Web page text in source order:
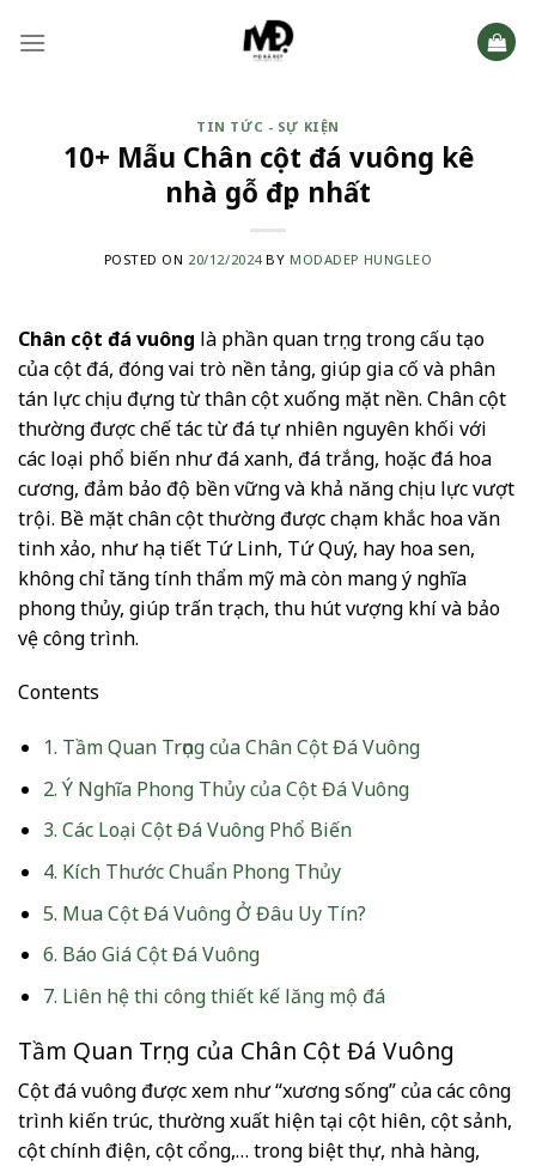
TIN TỨC - SỰ KIỆN
10+ Mẫu Chân cột đá vuông kê
nhà gỗ đẹp nhất
POSTED ON 20/12/2024 BY MODADEP HUNGLEO
Chân cột đá vuông là phần quan trọng trong cấu tạo
của cột đá, đóng vai trò nền tảng, giúp gia cố và phân
tán lực chịu đựng từ thân cột xuống mặt nền. Chân cột
thường được chế tác từ đá tự nhiên nguyên khối với
các loại phổ biến như đá xanh, đá trắng, hoặc đá hoa
cương, đảm bảo độ bền vững và khả năng chịu lực vượt
trội. Bề mặt chân cột thường được chạm khắc hoa văn
tinh xảo, như họa tiết Tứ Linh, Tứ Quý, hay hoa sen,
không chỉ tăng tính thẩm mỹ mà còn mang ý nghĩa
phong thủy, giúp trấn trạch, thu hút vượng khí và bảo
vệ công trình.
Contents
1. Tầm Quan Trọng của Chân Cột Đá Vuông
2. Ý Nghĩa Phong Thủy của Cột Đá Vuông
3. Các Loại Cột Đá Vuông Phổ Biến
4. Kích Thước Chuẩn Phong Thủy
5. Mua Cột Đá Vuông Ở Đâu Uy Tín?
6. Báo Giá Cột Đá Vuông
7. Liên hệ thi công thiết kế lăng mộ đá
Tầm Quan Trọng của Chân Cột Đá Vuông
Cột đá vuông được xem như “xương sống” của các công
trình kiến trúc, thường xuất hiện tại cột hiên, cột sảnh,
cột chính điện, cột cổng,… trong biệt thự, nhà hàng,